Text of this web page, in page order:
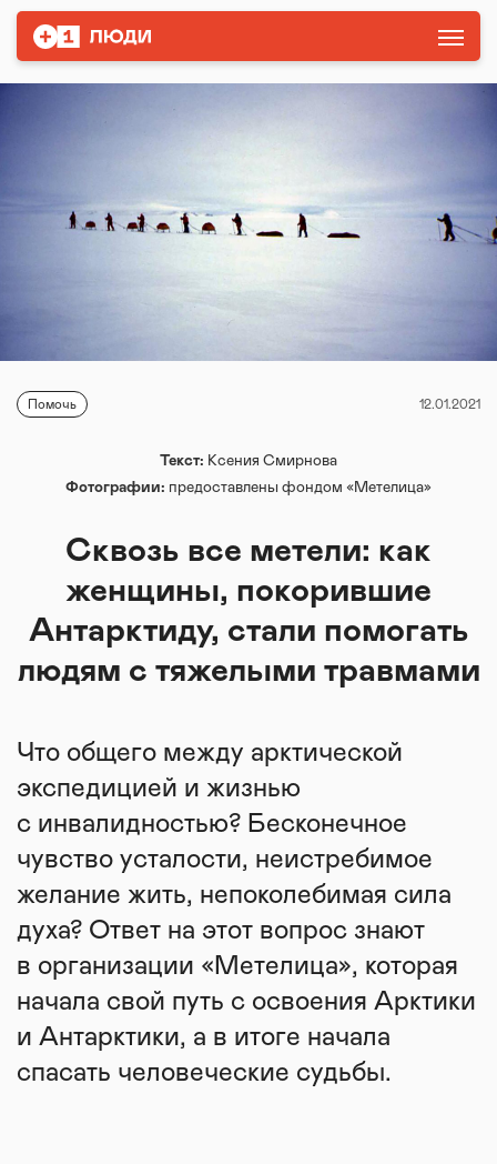
Помочь 12.01.2021
Текст: Ксения Смирнова
Фотографии: предоставлены фондом «Метелица»
Сквозь все метели: как
женщины, покорившие
Антарктиду, стали помогать
людям с тяжелыми травмами
Что общего между арктической
экспедицией и жизнью
с инвалидностью? Бесконечное
чувство усталости, неистребимое
желание жить, непоколебимая сила
духа? Ответ на этот вопрос знают
в организации «Метелица», которая
начала свой путь с освоения Арктики
и Антарктики, а в итоге начала
спасать человеческие судьбы.